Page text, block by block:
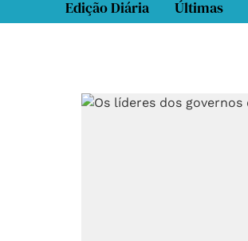
Edição Diária Últimas